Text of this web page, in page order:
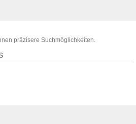
präzisere Suchmöglichkeiten.